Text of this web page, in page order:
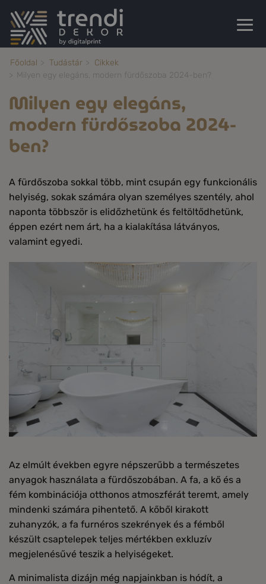
Főoldal Tudástár
Cikkek
Milyen egy elegáns, modern fürdőszoba 2024-ben?
Milyen egy elegáns,
modern fürdőszoba 2024-
ben?
A fürdőszoba sokkal több, mint csupán egy funkcionális
helyiség, sokak számára olyan személyes szentély, ahol
naponta többször is elidőzhetünk és feltöltődhetünk,
éppen ezért nem árt, ha a kialakítása látványos,
valamint egyedi.
Az elmúlt években egyre népszerűbb a természetes
anyagok használata a fürdőszobában. A fa, a kő és a
fém kombinációja otthonos atmoszférát teremt, amely
mindenki számára pihentető. A kőből kirakott
zuhanyzók, a fa furnéros szekrények és a fémből
készült csaptelepek teljes mértékben exkluzív
megjelenésűvé teszik a helyiségeket.
A minimalista dizájn még napjainkban is hódít, a